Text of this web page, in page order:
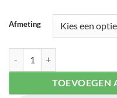
Afmeting
TOEVOEGEN